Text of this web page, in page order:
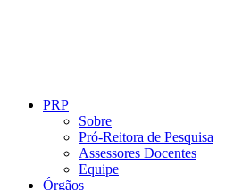
PRP
Sobre
Pró-Reitora de Pesquisa
Assessores Docentes
Equipe
Órgãos